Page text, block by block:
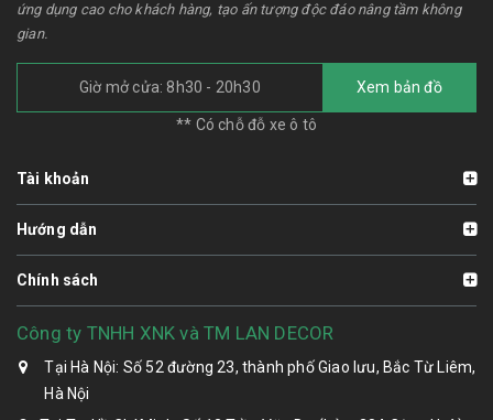
ứng dụng cao cho khách hàng, tạo ấn tượng độc đáo nâng tầm không
gian.
Giờ mở cửa: 8h30 - 20h30 Xem bản đồ
** Có chỗ đỗ xe ô tô
Tài khoản
Hướng dẫn
Chính sách
Công ty TNHH XNK và TM LAN DECOR
Tại Hà Nội: Số 52 đường 23, thành phố Giao lưu, Bắc Từ Liêm,
Hà Nội